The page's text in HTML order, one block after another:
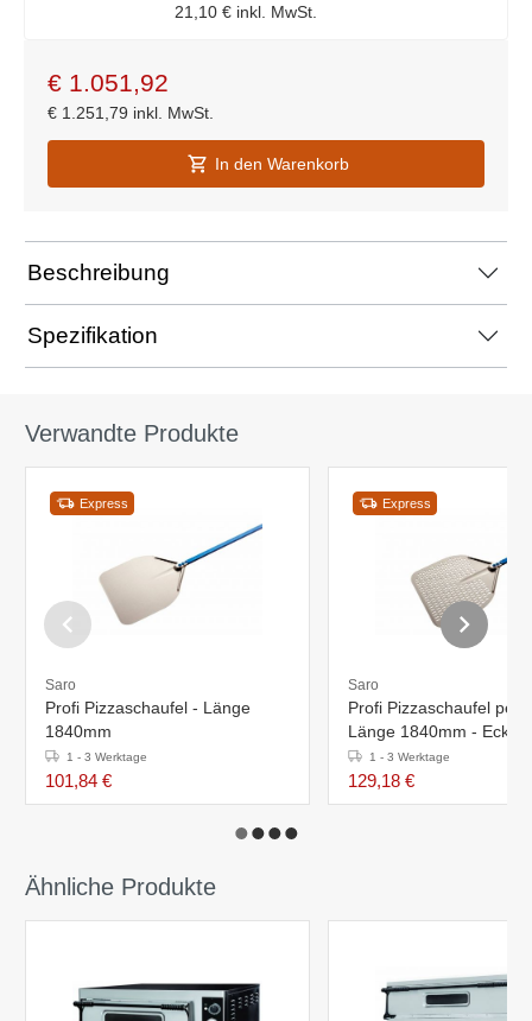
21,10 € inkl. MwSt.
€ 1.051,92
€ 1.251,79 inkl. MwSt.
In den Warenkorb
Beschreibung
Spezifikation
Verwandte Produkte
Express
Saro
Profi Pizzaschaufel - Länge
1840mm
1 - 3 Werktage
101,84 €
Express
Saro
Profi Pizzaschaufel
Länge 1840mm - Eckig
1 - 3 Werktage
129,18 €
Ähnliche Produkte